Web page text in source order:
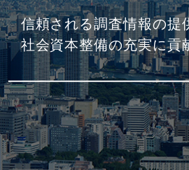
信頼される調査情報の提
社会資本整備の充実に貢